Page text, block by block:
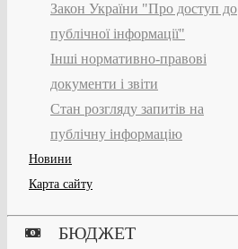
Закон України "Про доступ до
публічної інформації"
Інші нормативно-правові
документи і звіти
Стан розгляду запитів на
публічну інформацію
Новини
Карта сайту
БЮДЖЕТ